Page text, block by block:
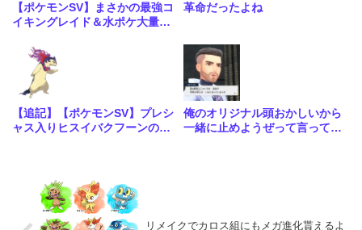
【ポケモンSV】まさかの最強コ
イキングレイド＆水ポケ大量発
革命だったよね
【追記】【ポケモンSV】プレシ
ャス入りヒスイバクフーンの配
俺のオリジナル頭おかしいから
一緒に止めようぜって言ってく
リメイクでカロス組にもメガ進化貰えるよ